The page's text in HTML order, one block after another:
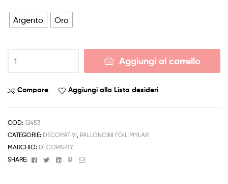
Argento Oro
Stella
Punte
Oro
Foil
70cm
Aggiungi al carrello
Compare Aggiungi alla Lista desideri
COD: 12453
CATEGORIE: DECORATIVI, PALLONCINI FOIL MYLAR
MARCHIO: DECOPARTY
SHARE:
FacebookTwitterLinkedinPinterest
Email